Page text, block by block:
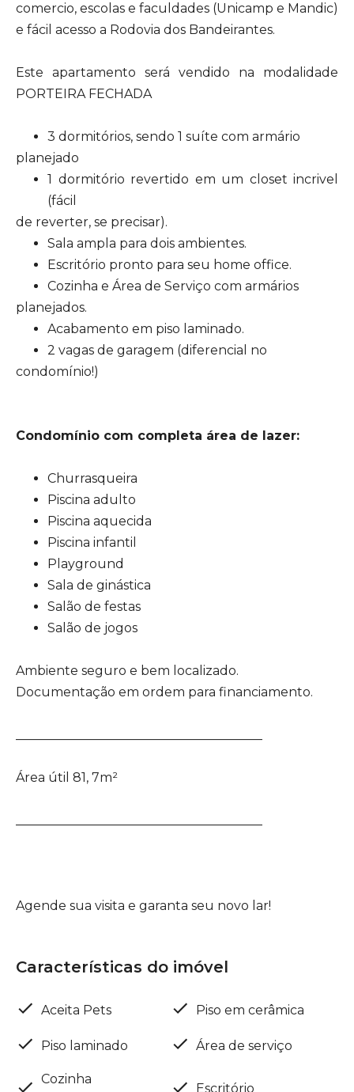
comercio, escolas e faculdades (Unicamp e Mandic)
e fácil acesso a Rodovia dos Bandeirantes.
Este apartamento será vendido na modalidade
PORTEIRA FECHADA
3 dormitórios, sendo 1 suíte com armário
planejado
1 dormitório revertido em um closet incrivel
(fácil
de reverter, se precisar).
Sala ampla para dois ambientes.
Escritório pronto para seu home office.
Cozinha e Área de Serviço com armários
planejados.
Acabamento em piso laminado.
2 vagas de garagem (diferencial no
condomínio!)
Condomínio com completa área de lazer:
Churrasqueira
Piscina adulto
Piscina aquecida
Piscina infantil
Playground
Sala de ginástica
Salão de festas
Salão de jogos
Ambiente seguro e bem localizado.
Documentação em ordem para financiamento.
Área útil 81, 7m²
Agende sua visita e garanta seu novo lar!
Características do imóvel
Aceita Pets Piso em cerâmica
Piso laminado Área de serviço
Cozinha
Escritório